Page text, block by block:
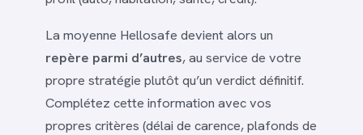
La moyenne Hellosafe devient alors un
repère parmi d’autres, au service de votre
propre stratégie plutôt qu’un verdict définitif.
Complétez cette information avec vos
propres critères (délai de carence, plafonds de